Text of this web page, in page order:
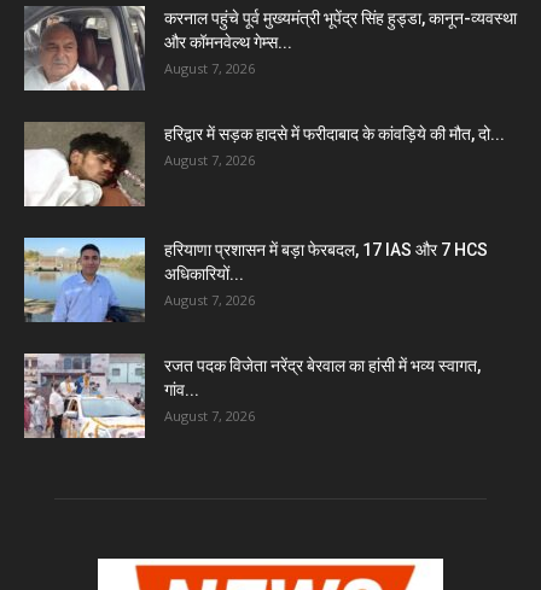
करनाल पहुंचे पूर्व मुख्यमंत्री भूपेंद्र सिंह हुड्डा, कानून-व्यवस्था
और कॉमनवेल्थ गेम्स...
August 7, 2026
हरिद्वार में सड़क हादसे में फरीदाबाद के कांवड़िये की मौत, दो...
August 7, 2026
हरियाणा प्रशासन में बड़ा फेरबदल, 17 IAS और 7 HCS
अधिकारियों...
August 7, 2026
रजत पदक विजेता नरेंद्र बेरवाल का हांसी में भव्य स्वागत,
गांव...
August 7, 2026